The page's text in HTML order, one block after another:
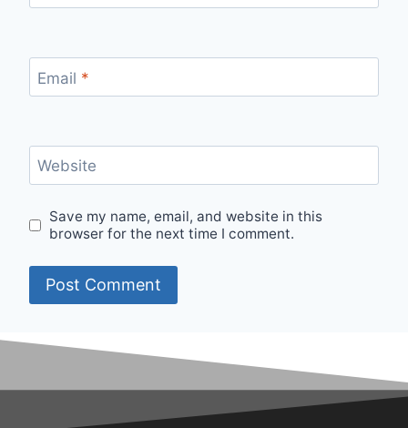
Email *
Website
Save my name, email, and website in this
browser for the next time I comment.